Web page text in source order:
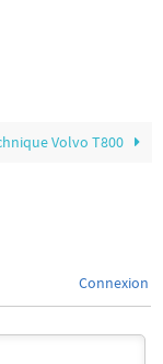
Volvo T800
Connexion